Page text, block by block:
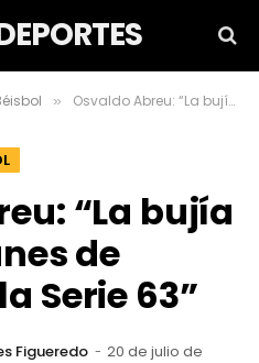
» Osvaldo Abreu: “La bujía de los Alazanes de Granma en la Serie 63”
“La bujía
de
Serie 63”
Figueredo
20 de julio de